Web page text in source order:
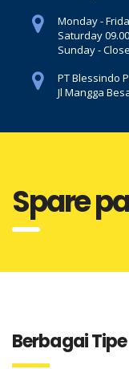
Monday -
Saturday
Sunday -
PT Blessindo
Jl Mangga
Spare
Berbagai